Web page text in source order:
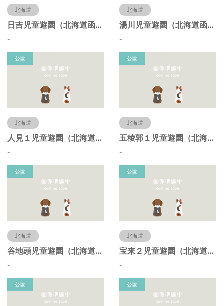
北海道
日吉児童遊園（北海道函館市）
-
北海道
湯川児童遊園（北海道函館市）
-
公園
北海道
人見１児童遊園（北海道函館市）
-
公園
北海道
五稜郭１児童遊園（北海道函館市）
-
公園
北海道
谷地頭児童遊園（北海道函館市）
-
公園
北海道
宝来２児童遊園（北海道函館市）
-
公園 公園